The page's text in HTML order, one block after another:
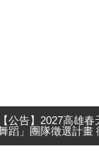
【公告】2027高雄
蹈」團隊徵選計畫